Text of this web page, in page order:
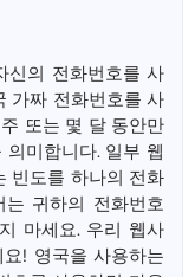
신의 전화번호를 사
가짜 전화번호를 사
또는 몇 달 동안만
미합니다. 일부 웹
빈도를 하나의 전화
는 귀하의 전화번호
마세요. 우리 웹사
! 영국을 사용하는